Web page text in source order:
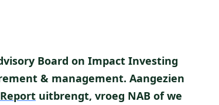
Board on Impact Investing
& management. Aangezien
uitbrengt, vroeg NAB of we